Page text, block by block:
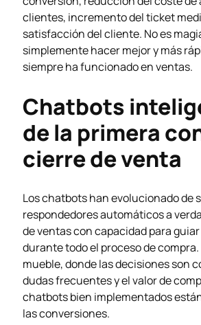
clientes, incremento del ticket
satisfacción del cliente. No es
simplemente hacer mejor y más
siempre ha funcionado en ventas.
Chatbots
de la primera
cierre de venta
Los chatbots han evolucionado de
respondedores automáticos a
de ventas con capacidad para
durante todo el proceso de
mueble, donde las decisiones son
dudas frecuentes y el valor de
chatbots bien implementados
las conversiones.